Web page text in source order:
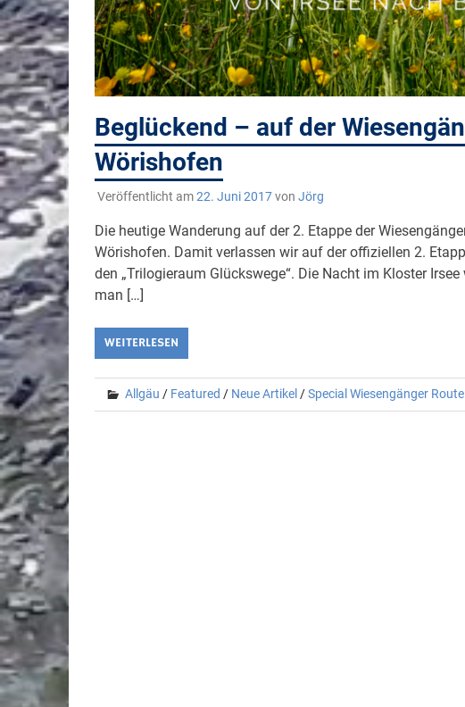
Beglückend – auf der
Wörishofen
Veröffentlicht am22. Juni 2017von Jörg
Die heutige Wanderung auf der 2. Etappe der
Wörishofen. Damit verlassen wir auf der offiziellen 2.
den „Trilogieraum Glückswege“. Die Nacht im Kloster
man […]
WEITERLESEN
Allgäu / Featured / Neue Artikel /Special Wiesengänger Route